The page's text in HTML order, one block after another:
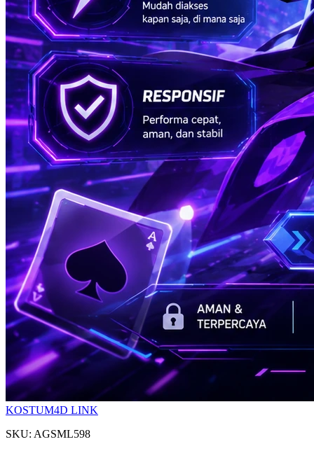
KOSTUM4D LINK
SKU: AGSML598